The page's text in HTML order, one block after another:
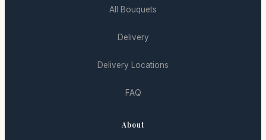
All Bouquets
Delivery
Delivery Locations
FAQ
About